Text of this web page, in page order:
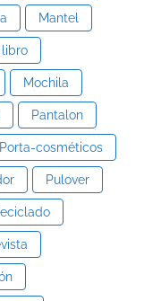
Mantel
libro
Mochila
Pantalon
Porta-cosméticos
Pulover